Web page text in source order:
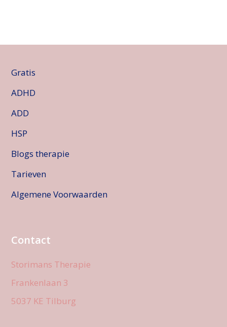
Gratis
ADHD
ADD
HSP
Blogs therapie
Tarieven
Algemene Voorwaarden
Contact
Storimans Therapie
Frankenlaan 3
5037 KE Tilburg